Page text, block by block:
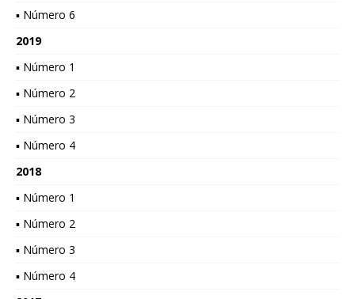
▪ Número 6
2019
▪ Número 1
▪ Número 2
▪ Número 3
▪ Número 4
2018
▪ Número 1
▪ Número 2
▪ Número 3
▪ Número 4